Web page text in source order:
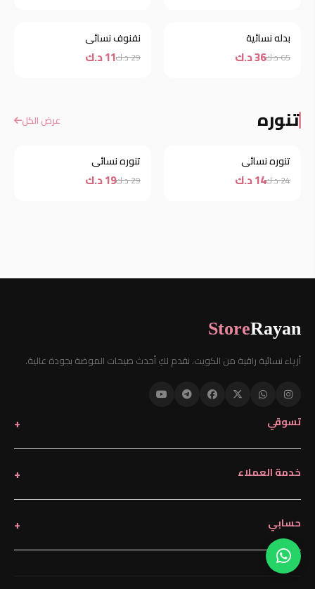
خصم
بدله نسائية
65 د.ك 36 د.ك
خصم
نفنوف نسائي
29 د.ك 11 د.ك
تنوره عرض الكل
خصم
تنوره نسائي
24 د.ك 14 د.ك
خصم
تنوره نسائي
29 د.ك 19 د.ك
Rayan
Store
أزياء نسائية راقية من الكويت. نقدم لكِ أحدث صيحات الموضة بجودة عالية.
تسوقي
خدمة العملاء
حسابي